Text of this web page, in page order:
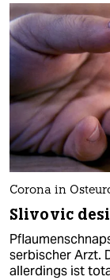
Corona in
Slivovic
serbischer Arzt.
allerdings ist